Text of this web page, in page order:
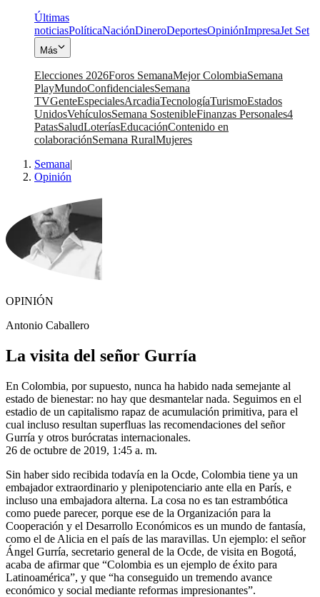
Últimas
noticiasPolíticaNaciónDineroDeportesOpiniónImpresaJet Set
Más
Elecciones 2026Foros SemanaMejor ColombiaSemana
PlayMundoConfidencialesSemana
TVGenteEspecialesArcadiaTecnologíaTurismoEstados
UnidosVehículosSemana SostenibleFinanzas Personales4
PatasSaludLoteríasEducaciónContenido en
colaboraciónSemana RuralMujeres
Semana|
Opinión
OPINIÓN
Antonio Caballero
La visita del señor Gurría
En Colombia, por supuesto, nunca ha habido nada semejante al
estado de bienestar: no hay que desmantelar nada. Seguimos en el
estadio de un capitalismo rapaz de acumulación primitiva, para el
cual incluso resultan superfluas las recomendaciones del señor
Gurría y otros burócratas internacionales.
26 de octubre de 2019, 1:45 a. m.
Sin haber sido recibida todavía en la Ocde, Colombia tiene ya un
embajador extraordinario y plenipotenciario ante ella en París, e
incluso una embajadora alterna. La cosa no es tan estrambótica
como puede parecer, porque ese de la Organización para la
Cooperación y el Desarrollo Económicos es un mundo de fantasía,
como el de Alicia en el país de las maravillas. Un ejemplo: el señor
Ángel Gurría, secretario general de la Ocde, de visita en Bogotá,
acaba de afirmar que “Colombia es un ejemplo de éxito para
Latinoamérica”, y que “ha conseguido un tremendo avance
económico y social mediante reformas impresionantes”.